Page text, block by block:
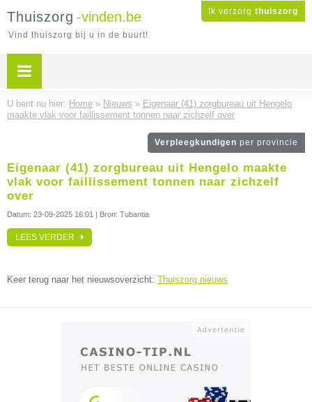
Ik verzorg thuiszorg
Thuiszorg -vinden.be
Vind thuiszorg bij u in de buurt!
U bent nu hier: Home » Nieuws » Eigenaar (41) zorgbureau uit Hengelo
maakte vlak voor faillissement tonnen naar zichzelf over
Verpleegkundigen per provincie
Eigenaar (41) zorgbureau uit Hengelo maakte
vlak voor faillissement tonnen naar zichzelf
over
Datum: 23-09-2025 16:01 | Bron: Tubantia
LEES VERDER
Keer terug naar het nieuwsoverzicht: Thuiszorg nieuws